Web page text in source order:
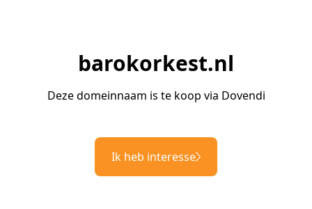
barokorkest.nl
Deze domeinnaam is te koop via Dovendi
Ik heb interesse